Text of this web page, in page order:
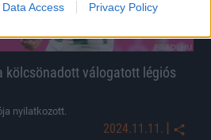
Data Access Privacy Policy
kölcsönadott válogatott légiós
nyilatkozott.
2024.11.11. |